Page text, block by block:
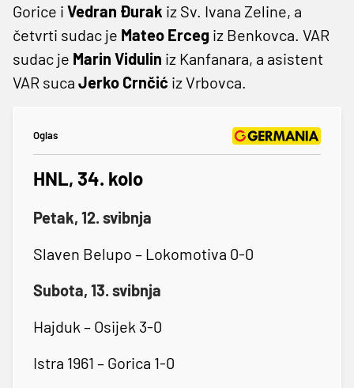
Gorice i Vedran Đurak iz Sv. Ivana Zeline, a
četvrti sudac je Mateo Erceg iz Benkovca. VAR
sudac je Marin Vidulin iz Kanfanara, a asistent
VAR suca Jerko Crnčić iz Vrbovca.
Oglas
HNL, 34. kolo
Petak, 12. svibnja
Slaven Belupo – Lokomotiva 0-0
Subota, 13. svibnja
Hajduk – Osijek 3-0
Istra 1961 – Gorica 1-0